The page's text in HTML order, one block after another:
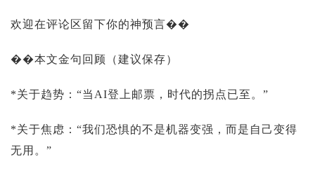
欢迎在评论区留下你的神预言��
��本文金句回顾（建议保存）
*关于趋势：“当AI登上邮票，时代的拐点已至。”
*关于焦虑：“我们恐惧的不是机器变强，而是自己变得
无用。”